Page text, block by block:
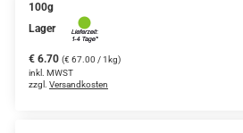
Rooibos Tee
Aromatisierter Grüntee
100g
Lager
€ 6.70 (€ 67.00 / 1kg)
inkl. MWST
zzgl. Versandkosten